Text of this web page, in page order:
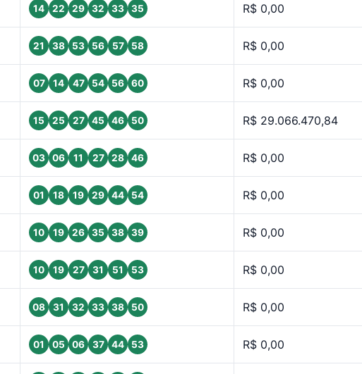
14 22 29 32 33 35 R$ 0,00
21 38 53 56 57 58 R$ 0,00
07 14 47 54 56 60 R$ 0,00
15 25 27 45 46 50 R$ 29.066.470,84
03 06 11 27 28 46 R$ 0,00
01 18 19 29 44 54 R$ 0,00
10 19 26 35 38 39 R$ 0,00
10 19 27 31 51 53 R$ 0,00
08 31 32 33 38 50 R$ 0,00
01 05 06 37 44 53 R$ 0,00